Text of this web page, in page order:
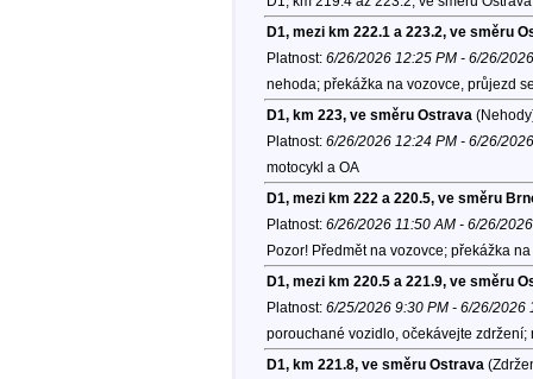
D1, mezi km 222.1 a 223.2, ve směru
Platnost: 6/26/2026 12:25 PM - 6/26/
nehoda; překážka na vozovce, průjezd
D1, km 223, ve směru Ostrava
Platnost: 6/26/2026 12:24 PM - 6/26/
motocykl a OA
D1, mezi km 222 a 220.5, ve směru
Platnost: 6/26/2026 11:50 AM - 6/26/
Pozor! Předmět na vozovce; překážka
D1, mezi km 220.5 a 221.9, ve směru
Platnost: 6/25/2026 9:30 PM - 6/26/2026
porouchané vozidlo, očekávejte
D1, km 221.8, ve směru Ostrava